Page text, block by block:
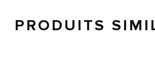
PRODUITS